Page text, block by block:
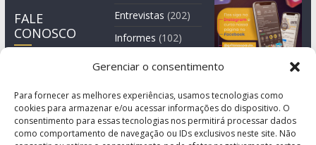
Gerenciar o consentimento
Para fornecer as melhores experiências, usamos tecnologias como
cookies para armazenar e/ou acessar informações do dispositivo. O
consentimento para essas tecnologias nos permitirá processar dados
como comportamento de navegação ou IDs exclusivos neste site. Não
FALE
CONOSCO
Entrevistas (202)
Informes (102)